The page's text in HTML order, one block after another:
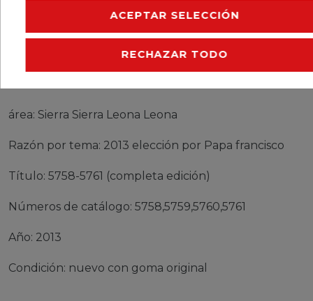
área: Sierra Sierra Leona Leona
Razón por tema: 2013 elección por Papa francisco
Título: 5758-5761 (completa edición)
Números de catálogo: 5758,5759,5760,5761
Año: 2013
Condición: nuevo con goma original
ACEPTAR SELECCIÓN
RECHAZAR TODO